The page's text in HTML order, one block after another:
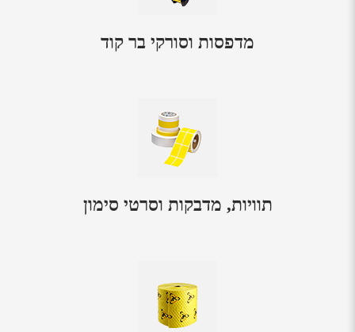
מדפסות וסורקי בר קוד
תוויות, מדבקות וסרטי סימון